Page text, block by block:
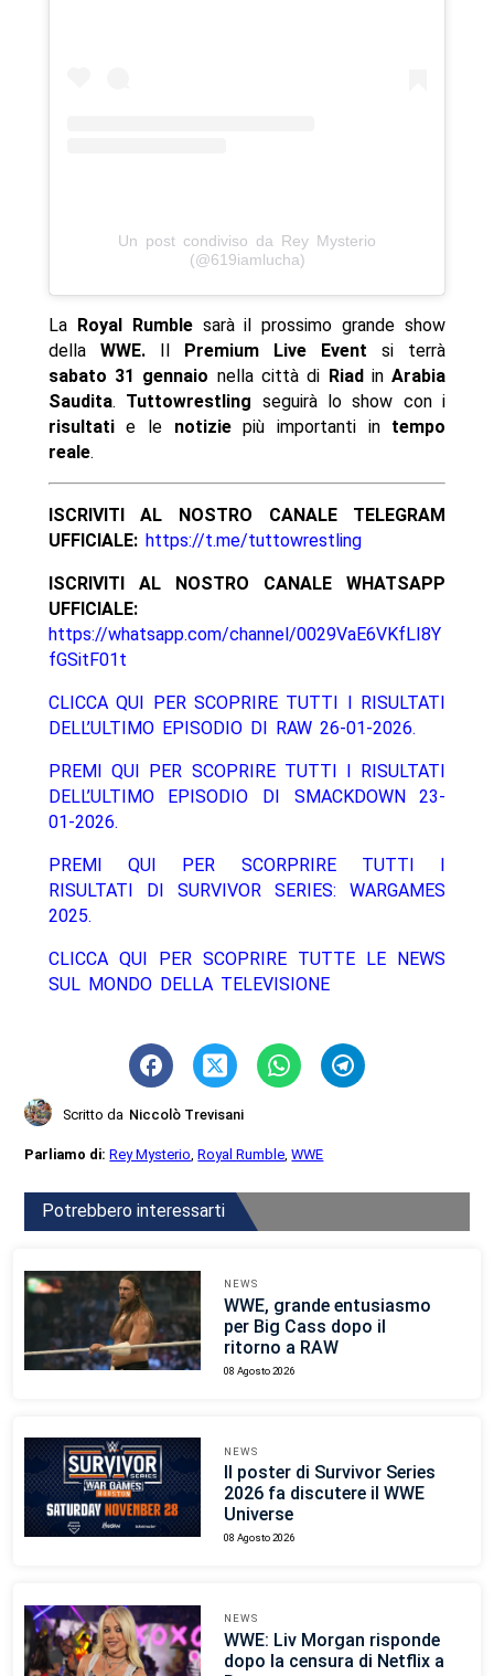
Un post condiviso da Rey Mysterio
(@619iamlucha)
La Royal Rumble sarà il prossimo grande show
dellaWWE.Il Premium Live Event si terrà
sabato 31 gennaio nella città di Riad inArabia
Saudita. Tuttowrestling seguirà lo show con i
risultatie le notiziepiù importanti in tempo
reale.
ISCRIVITI AL NOSTRO CANALE TELEGRAM
UFFICIALE: https://t.me/tuttowrestling
ISCRIVITI AL NOSTRO CANALE WHATSAPP
UFFICIALE:
https://whatsapp.com/channel/0029VaE6VKfLI8Y
fGSitF01t
CLICCA QUI PER SCOPRIRE TUTTI I RISULTATI
DELL’ULTIMO EPISODIO DI RAW 26-01-2026.
PREMI QUI PER SCOPRIRE TUTTI I RISULTATI
DELL’ULTIMO EPISODIO DI SMACKDOWN 23-
01-2026.
PREMI QUI PER SCORPRIRE TUTTI I
RISULTATI DI SURVIVOR SERIES: WARGAMES
2025.
CLICCA QUI PER SCOPRIRE TUTTE LE NEWS
SUL MONDO DELLA TELEVISIONE
Scritto da Niccolò Trevisani
Parliamo di:Rey Mysterio,Royal Rumble,WWE
Potrebbero interessarti
NEWS
WWE, grande entusiasmo
per Big Cass dopo il
ritorno a RAW
08 Agosto 2026
NEWS
Il poster di Survivor Series
2026 fa discutere il WWE
Universe
08 Agosto 2026
NEWS
WWE: Liv Morgan risponde
dopo la censura di Netflix a